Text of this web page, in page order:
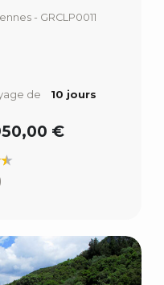
- GRCLP0011
de 10 jours
€